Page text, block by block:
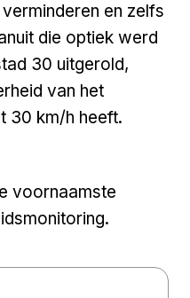
en zelfs
die optiek werd
30 uitgerold,
van het
30 km/h heeft.
voornaamste